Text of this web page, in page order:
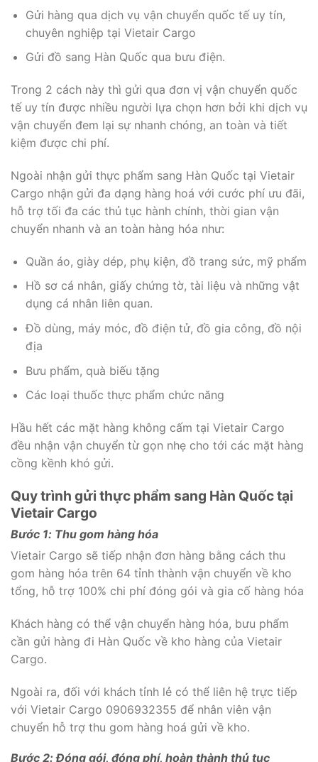
Gửi hàng qua dịch vụ vận chuyển quốc tế uy tín,
chuyên nghiệp tại Vietair Cargo
Gửi đồ sang Hàn Quốc qua bưu điện.
Trong 2 cách này thì gửi qua đơn vị vận chuyển quốc
tế uy tín được nhiều người lựa chọn hơn bởi khi dịch vụ
vận chuyển đem lại sự nhanh chóng, an toàn và tiết
kiệm được chi phí.
Ngoài nhận gửi thực phẩm sang Hàn Quốc tại Vietair
Cargo nhận gửi đa dạng hàng hoá với cước phí ưu đãi,
hỗ trợ tối đa các thủ tục hành chính, thời gian vận
chuyển nhanh và an toàn hàng hóa như:
Quần áo, giày dép, phụ kiện, đồ trang sức, mỹ phẩm
Hồ sơ cá nhân, giấy chứng tờ, tài liệu và những vật
dụng cá nhân liên quan.
Đồ dùng, máy móc, đồ điện tử, đồ gia công, đồ nội
địa
Bưu phẩm, quà biếu tặng
Các loại thuốc thực phẩm chức năng
Hầu hết các mặt hàng không cấm tại Vietair Cargo
đều nhận vận chuyển từ gọn nhẹ cho tới các mặt hàng
cồng kềnh khó gửi.
Quy trình gửi thực phẩm sang Hàn Quốc tại
Vietair Cargo
Bước 1: Thu gom hàng hóa
Vietair Cargo sẽ tiếp nhận đơn hàng bằng cách thu
gom hàng hóa trên 64 tỉnh thành vận chuyển về kho
tổng, hỗ trợ 100% chi phí đóng gói và gia cố hàng hóa
Khách hàng có thể vận chuyển hàng hóa, bưu phẩm
cần gửi hàng đi Hàn Quốc về kho hàng của Vietair
Cargo.
Ngoài ra, đối với khách tỉnh lẻ có thể liên hệ trực tiếp
với Vietair Cargo 0906932355 để nhân viên vận
chuyển hỗ trợ thu gom hàng hoá gửi về kho.
Bước 2: Đóng gói, đóng phí, hoàn thành thủ tục